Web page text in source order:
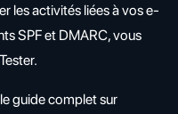
les activités liées à vos e-
SPF et DMARC, vous
.
guide complet sur